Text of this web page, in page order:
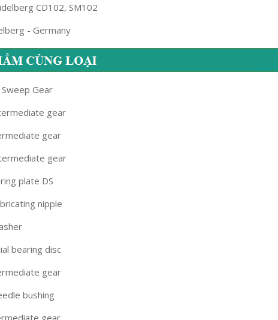
CD102, SM102
- Germany
Gear
gear
gear
gear
plate DS
nipple
bearing disc
gear
bushing
gear